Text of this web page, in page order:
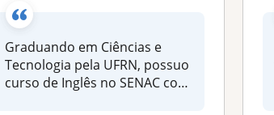
Graduando em Ciências e
Tecnologia pela UFRN, possuo
curso de Inglês no SENAC com